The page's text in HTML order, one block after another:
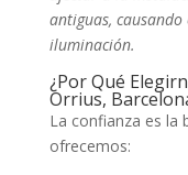
antiguas,
iluminación.
¿Por Qué
Orrius,
La confianza es la
ofrecemos: